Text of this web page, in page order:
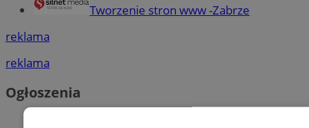
Tworzenie stron www -Zabrze
reklama
reklama
Ogłoszenia